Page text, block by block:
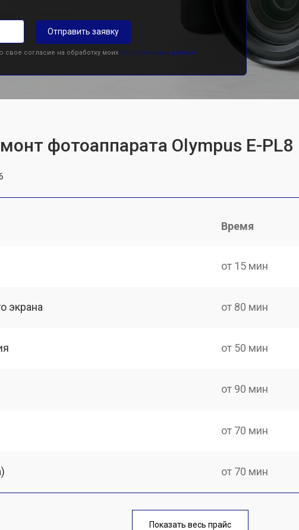
Отправить заявку
свое согласие на обработку моих персональных данных.
фотоаппарата Olympus E-PL8
Время
от 15 мин
экрана от 80 мин
от 50 мин
от 90 мин
от 70 мин
от 70 мин
от 60 мин
Показать весь прайс